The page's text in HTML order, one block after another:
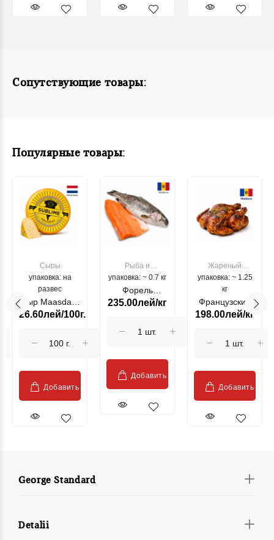
Сопутствующие товары:
Популярные товары:
Сыры
упаковка: на
развес
Сыр Maasdam
Sublime Cow
26.60лей/100г.
Добавить
Рыба и
морепродукты
упаковка: ~ 0.7 кг
Форель
лососевая
Moldovenesc"
235.00лей/кг
Добавить
Жареный
цыпленок
упаковка: ~ 1.25
кг
Французский
гриль, кг
198.00лей/кг
Добавить
George Standard
Detalii